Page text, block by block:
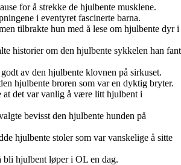
for å strekke de hjulbente musklene.
i eventyret fascinerte barna.
tilbrakte hun med å lese om hjulbente dyr i
historier om den hjulbente sykkelen han fant
av den hjulbente klovnen på sirkuset.
hjulbente broren som var en dyktig bryter.
det var vanlig å være litt hjulbent i
bevisst den hjulbente hunden på
hjulbente stoler som var vanskelige å sitte
bli hjulbent løper i OL en dag.